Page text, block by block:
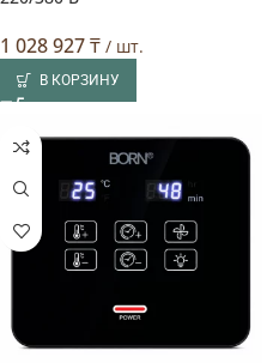
1 028 927₸ / шт.
В КОРЗИНУ